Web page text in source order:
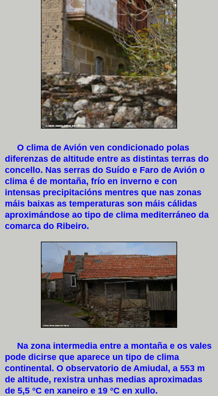
O clima de Avión ven condicionado polas
diferenzas de altitude entre as distintas terras do
concello. Nas serras do Suído e Faro de Avión o
clima é de montaña, frío en inverno e con
intensas precipitacións mentres que nas zonas
máis baixas as temperaturas son máis cálidas
aproximándose ao tipo de clima mediterráneo da
comarca do Ribeiro.
Na zona intermedia entre a montaña e os vales
pode dicirse que aparece un tipo de clima
continental. O observatorio de Amiudal, a 553 m
de altitude, rexistra unhas medias aproximadas
de 5,5 °C en xaneiro e 19 °C en xullo.